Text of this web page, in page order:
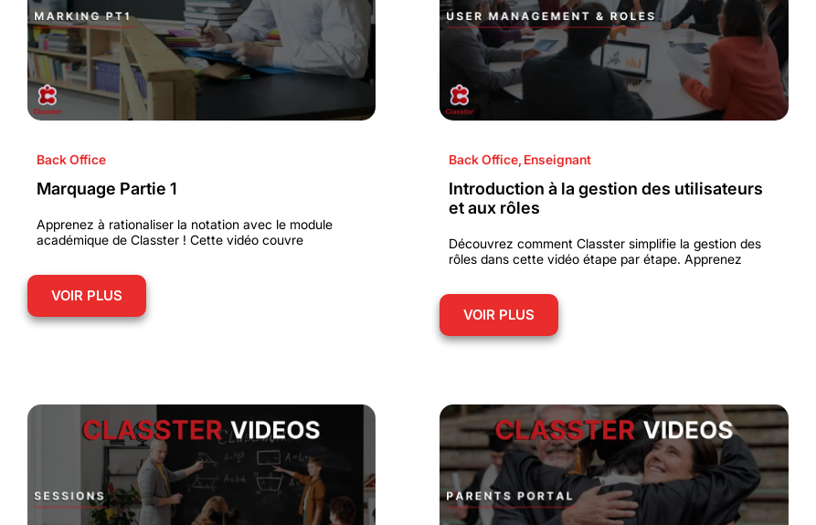
Back Office
Marquage Partie 1
Apprenez à rationaliser la notation avec le module
académique de Classter ! Cette vidéo couvre
VOIR PLUS
Back Office, Enseignant
Introduction à la gestion des utilisateurs
et aux rôles
Découvrez comment Classter simplifie la gestion des
rôles dans cette vidéo étape par étape. Apprenez
VOIR PLUS